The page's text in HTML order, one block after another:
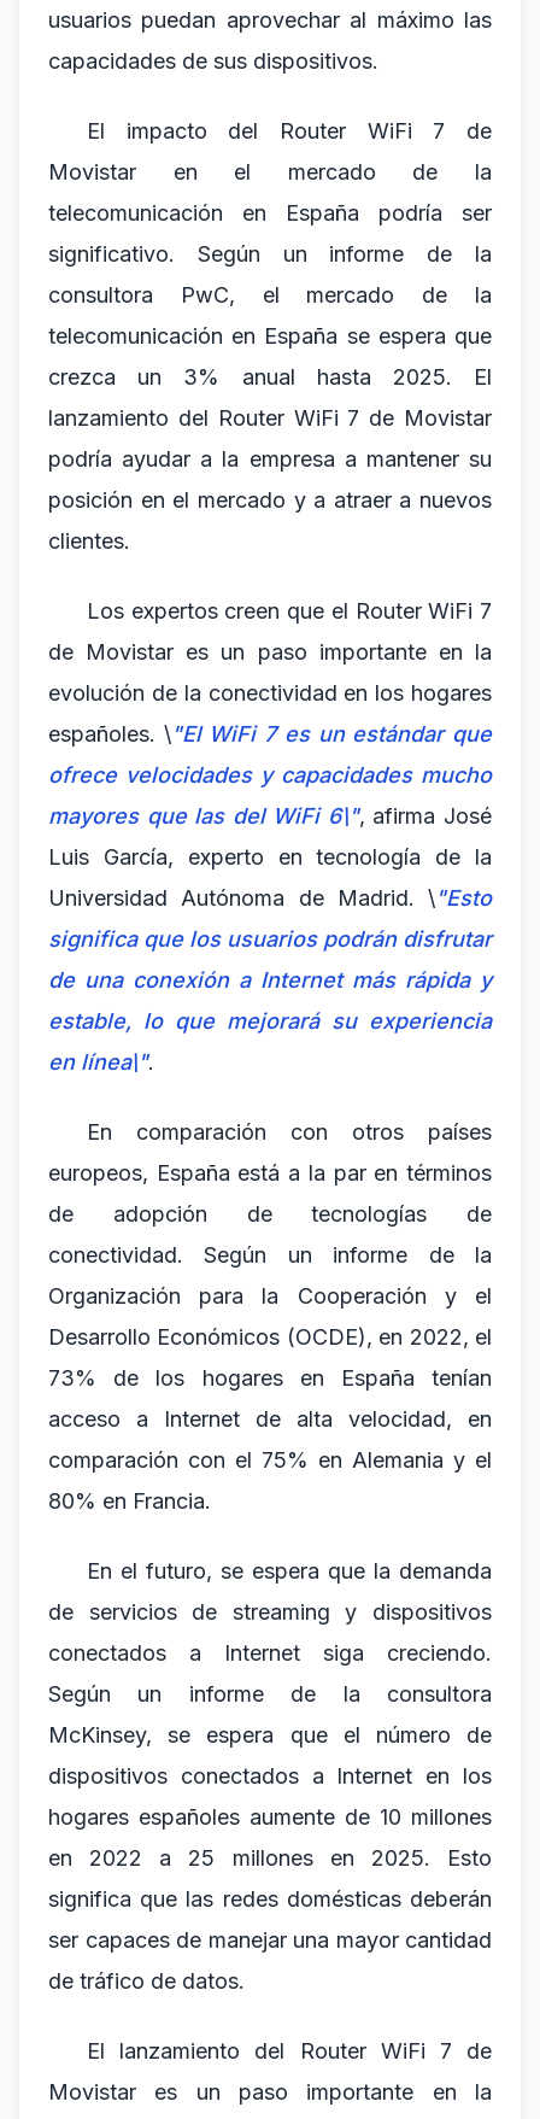
usuarios puedan aprovechar al máximo las
capacidades de sus dispositivos.
El impacto del Router WiFi 7 de
Movistar en el mercado de la
telecomunicación en España podría ser
significativo. Según un informe de la
consultora PwC, el mercado de la
telecomunicación en España se espera que
crezca un 3% anual hasta 2025. El
lanzamiento del Router WiFi 7 de Movistar
podría ayudar a la empresa a mantener su
posición en el mercado y a atraer a nuevos
clientes.
Los expertos creen que el Router WiFi 7
de Movistar es un paso importante en la
evolución de la conectividad en los hogares
españoles. \"El WiFi 7 es un estándar que
ofrece velocidades y capacidades mucho
mayores que las del WiFi 6\", afirma José
Luis García, experto en tecnología de la
Universidad Autónoma de Madrid. \"Esto
significa que los usuarios podrán disfrutar
de una conexión a Internet más rápida y
estable, lo que mejorará su experiencia
en línea\".
En comparación con otros países
europeos, España está a la par en términos
de adopción de tecnologías de
conectividad. Según un informe de la
Organización para la Cooperación y el
Desarrollo Económicos (OCDE), en 2022, el
73% de los hogares en España tenían
acceso a Internet de alta velocidad, en
comparación con el 75% en Alemania y el
80% en Francia.
En el futuro, se espera que la demanda
de servicios de streaming y dispositivos
conectados a Internet siga creciendo.
Según un informe de la consultora
McKinsey, se espera que el número de
dispositivos conectados a Internet en los
hogares españoles aumente de 10 millones
en 2022 a 25 millones en 2025. Esto
significa que las redes domésticas deberán
ser capaces de manejar una mayor cantidad
de tráfico de datos.
El lanzamiento del Router WiFi 7 de
Movistar es un paso importante en la